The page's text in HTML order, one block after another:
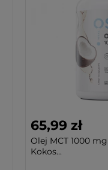
65,99 zł
Olej MCT 1000
Kokos...